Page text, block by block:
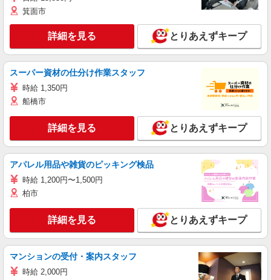
箕面市
詳細を見る とりあえずキープ
スーパー資材の仕分け作業スタッフ
時給 1,350円
船橋市
詳細を見る とりあえずキープ
アパレル用品や雑貨のピッキング検品
時給 1,200円〜1,500円
柏市
詳細を見る とりあえずキープ
マンションの受付・案内スタッフ
時給 2,000円